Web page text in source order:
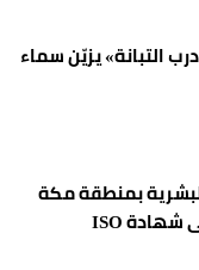
التبانة» يزيّن سماء
بمنطقة مكة
المكرمة يحصل على شهادة ISO